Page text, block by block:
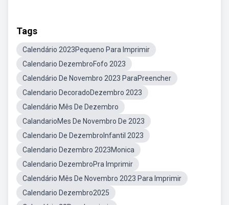
Tags
Calendário 2023Pequeno Para Imprimir
Calendario DezembroFofo 2023
Calendário De Novembro 2023 ParaPreencher
Calendario DecoradoDezembro 2023
Calendário Mês De Dezembro
CalandarioMes De Novembro De 2023
Calendario De DezembroInfantil 2023
Calendario Dezembro 2023Monica
Calendario DezembroPra Imprimir
Calendário Mês De Novembro 2023 Para Imprimir
Calendario Dezembro2025